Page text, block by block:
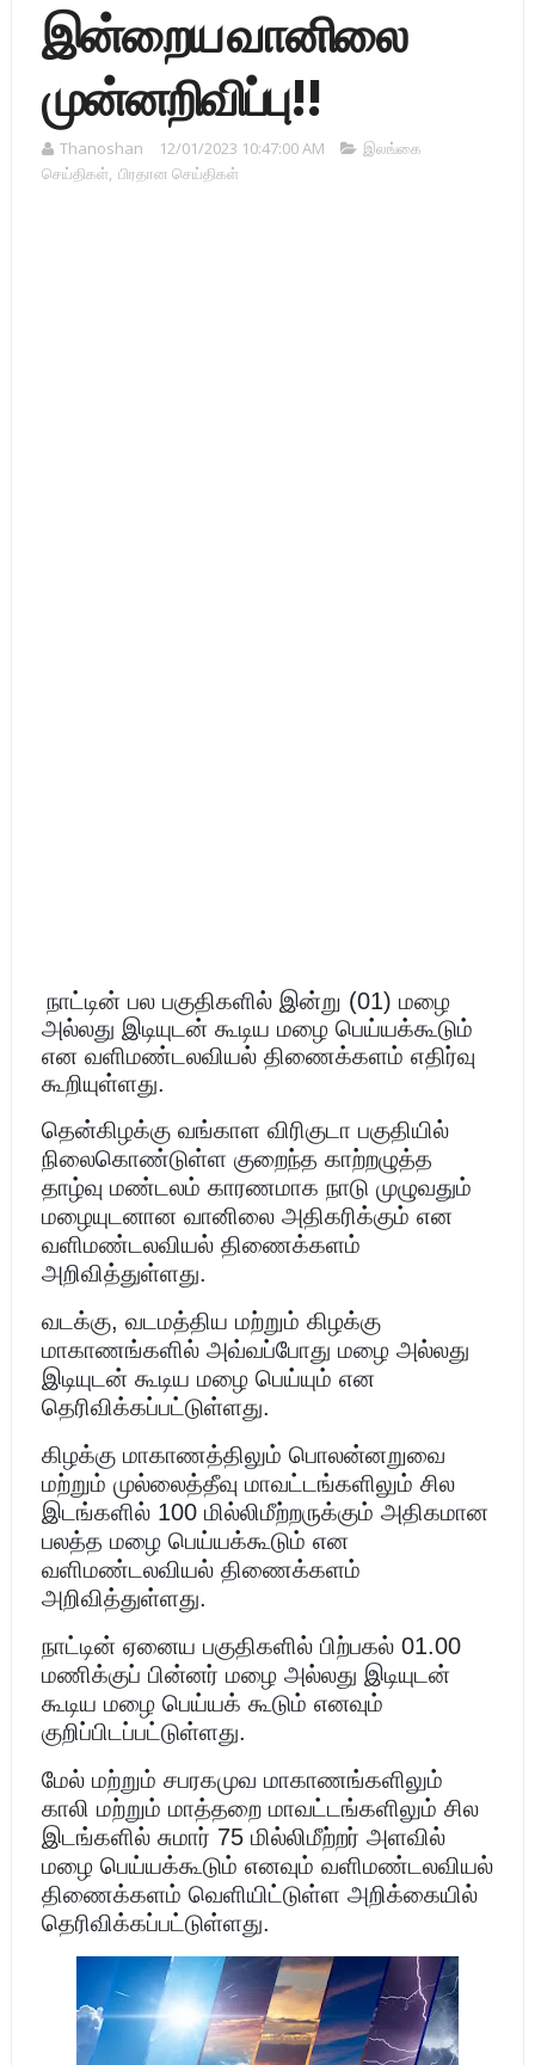
இன்றைய வானிலை
முன்னறிவிப்பு!!
Thanoshan 12/01/2023 10:47:00 AM
இலங்கை
செய்திகள், பிரதான செய்திகள்
நாட்டின் பல பகுதிகளில் இன்று (01) மழை
அல்லது இடியுடன் கூடிய மழை பெய்யக்கூடும்
என வளிமண்டலவியல் திணைக்களம் எதிர்வு
கூறியுள்ளது.
தென்கிழக்கு வங்காள விரிகுடா பகுதியில்
நிலைகொண்டுள்ள குறைந்த காற்றழுத்த
தாழ்வு மண்டலம் காரணமாக நாடு முழுவதும்
மழையுடனான வானிலை அதிகரிக்கும் என
வளிமண்டலவியல் திணைக்களம்
அறிவித்துள்ளது.
வடக்கு, வடமத்திய மற்றும் கிழக்கு
மாகாணங்களில் அவ்வப்போது மழை அல்லது
இடியுடன் கூடிய மழை பெய்யும் என
தெரிவிக்கப்பட்டுள்ளது.
கிழக்கு மாகாணத்திலும் பொலன்னறுவை
மற்றும் முல்லைத்தீவு மாவட்டங்களிலும் சில
இடங்களில் 100 மில்லிமீற்றருக்கும் அதிகமான
பலத்த மழை பெய்யக்கூடும் என
வளிமண்டலவியல் திணைக்களம்
அறிவித்துள்ளது.
நாட்டின் ஏனைய பகுதிகளில் பிற்பகல் 01.00
மணிக்குப் பின்னர் மழை அல்லது இடியுடன்
கூடிய மழை பெய்யக் கூடும் எனவும்
குறிப்பிடப்பட்டுள்ளது.
மேல் மற்றும் சபரகமுவ மாகாணங்களிலும்
காலி மற்றும் மாத்தறை மாவட்டங்களிலும் சில
இடங்களில் சுமார் 75 மில்லிமீற்றர் அளவில்
மழை பெய்யக்கூடும் எனவும் வளிமண்டலவியல்
திணைக்களம் வெளியிட்டுள்ள அறிக்கையில்
தெரிவிக்கப்பட்டுள்ளது.